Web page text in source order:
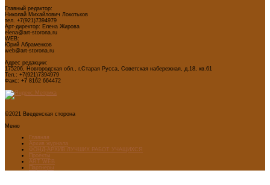
Главный редактор:
Николай Михайлович Локотьков
тел. +7(921)7394979
Арт-директор: Елена Жирова
elena@art-storona.ru
WEB:
Юрий Абраменков
web@art-storona.ru
Адрес редакции:
175206, Новгородская обл., г.Старая Русса, Советская набережная, д.18, кв.61
Тел.: +7(921)7394979
Факс: +7 8162 664472
©2021 Введенская сторона
Меню
Главная
Архив журнала
ФОНД-АРХИВ ЛУЧШИХ РАБОТ УЧАЩИХСЯ
Проекты
ART WEB
Партнеры